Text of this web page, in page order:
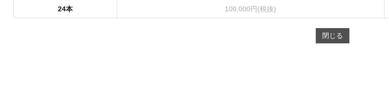
24本 100,000円(税抜)
閉じる